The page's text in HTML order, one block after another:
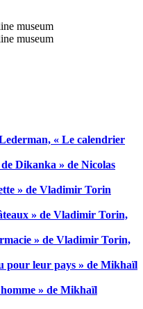
« Le calendrier
Dikanka » de Nicolas
» de Vladimir Torin
» de Vladimir Torin,
» de Vladimir Torin,
pour leur pays » de Mikhaïl
» de Mikhaïl